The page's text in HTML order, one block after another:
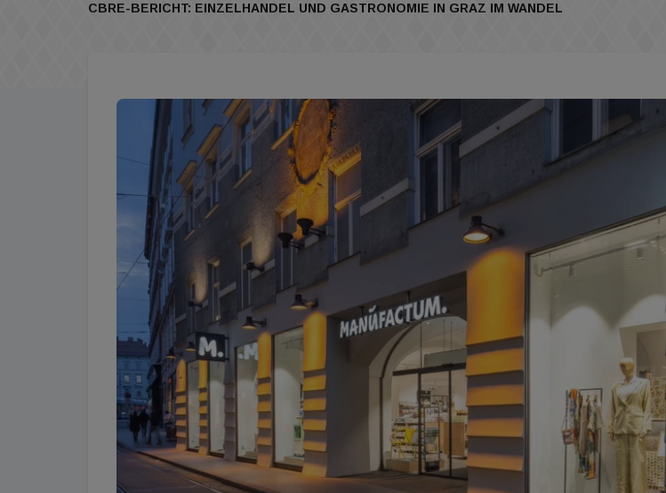
CBRE-BERICHT: EINZELHANDEL UND GASTRONOMIE IN GRAZ IM WANDEL